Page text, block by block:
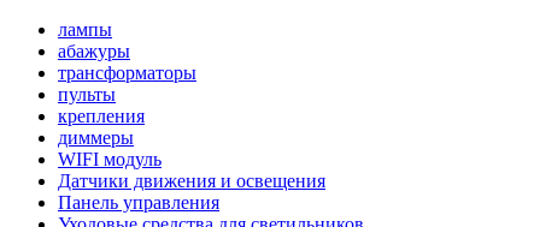
лампы
абажуры
трансформаторы
пульты
крепления
диммеры
WIFI модуль
Датчики движения и освещения
Панель управления